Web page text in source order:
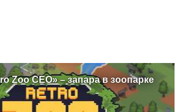
Zoo CEO» – запара в зоопарке